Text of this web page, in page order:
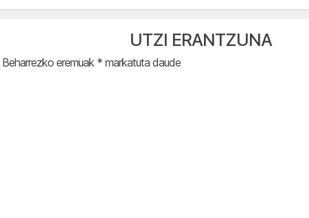
UTZI ERANTZUNA
Beharrezko eremuak * markatuta daude